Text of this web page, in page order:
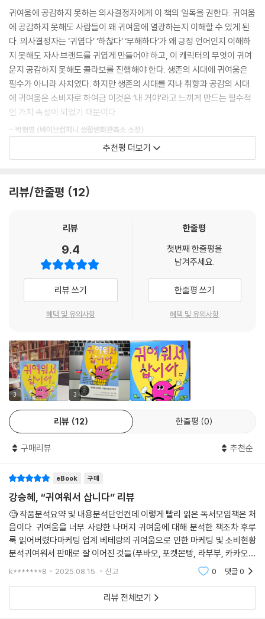
게 되는 말 못할 고충들을 유쾌하게 꼬집어줄 때의 후련함. 콘텐츠나 캐릭
터의 힘을 빌려 메시지를 발신하거나 공유하거나 유머로 승화하면서 고용
된 자, 약한 자, 하찮은 자들끼리의 공감대, 연대감, 동류의식이 발생한다.
--- pp.194-195, 「3장. 귀여움의 맥: 우리가 그동안 귀여워해온 것들 -
‘먼작귀(치이카와)’: 하찮아서 사랑스러운 것들」중에서
다만 ‘귀엽다’는 원래 위에서 아래로 가련하고 어여쁘기 여기는 ‘내리사
랑’의 의미가 담긴 말이었으나 시간이 흐름에 따라 권위가 소멸하는 방향
으로 사회가 발전하면서 그런 의미가 다소 약해지고 있는 건 사실이다. 위
에서 아래를 향하는 마음에서 상하 관계, 위계에 따른 관계를 빼고 나면, 작
고 어리고 약하고 무지하거나 심지어 하찮은 것들에 대해 사랑스럽고 따뜻
싶다는 마음만이 남게 된다.
--- pp.225-226, 「4장. 귀여움의 뜻: 귀여움의 언어, 의미, 연원 그리고
귀여운 대상은 사회적 상호작용에서 사람들 간의 관계 형성을 돕는 연결
고리로 작용한다. 카와이의 감정이 이심전심, 서로에게 전해지면서 감정은
한층 증폭된다. 이렇게 카와이의 감정은 사회적 상황에서 나선형(spiral)
으로 확산되며 행복을 더해간다. 카와이 스파이럴과 카와이 트라이앵글,
두 개념은 카와이가 단순한 미학적 신호를 넘어서 사람들 간의 관계와 사
회적 유대를 강화하는 중요한 정서적·사회적 기능을 지니고 있음을 강조한
--- p.291, 「5장. 귀여움의 힘: 귀여움이 가능케 하는 것 - 카와이 스파이
럴: 귀여움은 전염된다」중에서
귀여움은 모든 접점에서 좋은 기분을 전하는 매개로 활용될 수 있고, 브랜
드에 대한 좋은 인상, 좋은 연상을 확보하는 데 중요한 역할을 해낼 것이다.
상품의 성능이나 효능만이 아니라 좋은 기분, 즐거운 감정을 갖게 만드는
것이 브랜드의 지속성장에는 훨씬 더 중요하다. 상품의 기능적 측면은 더
좋은 기술 기능을 적용한 제품이 나오면 ‘시대에 뒤떨어진(out of date)’
것이 되지만, 좋은 기억이나 경험으로부터 비롯된 좋은 기분은 그대로 남
날개를 달아주는 미학적 향신료」중에서
대규모로 수집한 거시적인 데이터와 함께 KOBACO(한국방송광고진흥공
사)에서의 강의로 자신이 직접 만난 예비 광고인들의 목소리를 모은 미시
적인 데이터를 모두 종합하여 현재 한국의 소비자들, 특히 2030 젊은 세
대에게 귀여움이 얼마나 큰 소비적 효용성인지를 보여준다.
푸바오부터 K-POP 스타의 명품 가방에 달린 키링까지
귀여움은 어떻게 우리를 사로잡고 지갑을 열게 만드는 걸까
끌었던 삼성 에버랜드의 판다 가족 이야기부터 시작한다. 그 어렵다는 판
다의 자연 번식에 성공해 귀하게 태어나 아낌없는 사랑을 받다가 중국으로
돌아간 ‘푸공주’ 푸바오는 에버랜드는 물론이고 모기업 삼성의 마스코트이
가방에 안 어울리는 듯 어울리게 달린 귀여운 키링들, 유통가를 휩쓸고 있
에 영향을 미치는 방식에 대해 통찰력 있는 분석을 제공한다. 또한 현재 트
렌디한 소비 시장을 이끌고 있는 Z세대가 느끼는 귀여움과 그에 대한 그들
의 정의도 포함하면서 시의성도 놓치지 않고 있는 책이다.
귀여움에 공감하지 못하는 의사결정자에게 이 책의 일독을 권한다. 귀여움
에 공감하지 못해도 사람들이 왜 귀여움에 열광하는지 이해할 수 있게 된
다. 의사결정자는 ‘귀엽다’ ‘하찮다’ ‘무해하다’가 왜 긍정 언어인지 이해하
지 못해도 자사 브랜드를 귀엽게 만들어야 하고, 이 캐릭터의 무엇이 귀여
운지 공감하지 못해도 콜라보를 진행해야 한다. 생존의 시대에 귀여움은
필수가 아니라 사치였다. 하지만 생존의 시대를 지나 취향과 공감의 시대
에 귀여움은 소비자로 하여금 이것은 ‘내 거야’라고 느끼게 만드는 필수적
인 가치 속성이 되었기 때문이다.
- 박현영 (바이브컴퍼니 생활변화관측소 소장)
솔직히 요즘 저게 왜 유행인지 잘 모르겠는 마케터, 팀원들이 콧소리를 내
이 부족해 놀림 받는 T자형 인재, 조카 선물 고르기에 번번이 실패하는 고
은 사람들을 구해주기 위해 귀여움의 탄생부터 현재까지, 일본 고대 수필
속 푸른 유리로 된 항아리부터 한국 Gen Z의 가방에 매달린 키링까지 분
석한 저자의 집요함에 여러 번 웃었다. 트렌드를 나열한 책들 사이에서 이
- 노윤주 (브랜딩 전문가, 『컨셉 라이팅』 저자)
지만 귀여움 앞에서는 망설임 없이 지갑을 연다. 소비자의 마음을 연구해
온 학자로서, 나는 소비 결정이 때로는 합리성을 넘어 감성에 의해 좌우된
다는 사실을 자주 목격해왔다. 『귀여워서 삽니다』는 귀여움이 현대 소비자
들에게 심리적 위안과 통제감을 제공하는 코드임을 분석한 책이다. 귀여움
이 사람들의 감정을 어떻게 자극하고, 왜 구매 동기로 작용하는지를 언어·
문화·심리·비즈니스의 맥락에서 흥미롭게 풀어내고 있다. ‘왜 우리는 귀여
운 것을 사는가?’ 그 답을 찾고 싶은 분들께 일독을 권한다.
추천평 더보기
리뷰/한줄평 12
리뷰
9.4
리뷰 쓰기
혜택 및 유의사항
한줄평
첫번째 한줄평을
남겨주세요.
한줄평 쓰기
혜택 및 유의사항
3 3
리뷰 12 한줄평 0
구매리뷰 추천순
eBook 구매
강승혜, “귀여워서 삽니다” 리뷰
🧐 작품분석요약 및 내용분석단언컨데 이렇게 빨리 읽은 독서모임책은 처
음이다. 귀여움을 너무 사랑한 나머지 귀여움에 대해 분석한 책조차 후루
룩 읽어버렸다마케팅 업계 베테랑의 귀여움으로 인한 마케팅 및 소비현황
분석귀여워서 판매로 잘 이어진 것들(푸바오, 포켓몬빵, 라부부, 카카오프
렌즈 체크카드 등등)을 총망라하고, 귀여움의 어원을 살펴보고, z세대는
k*******8 2025.08.15. 신고 0 댓글0
리뷰 전체보기